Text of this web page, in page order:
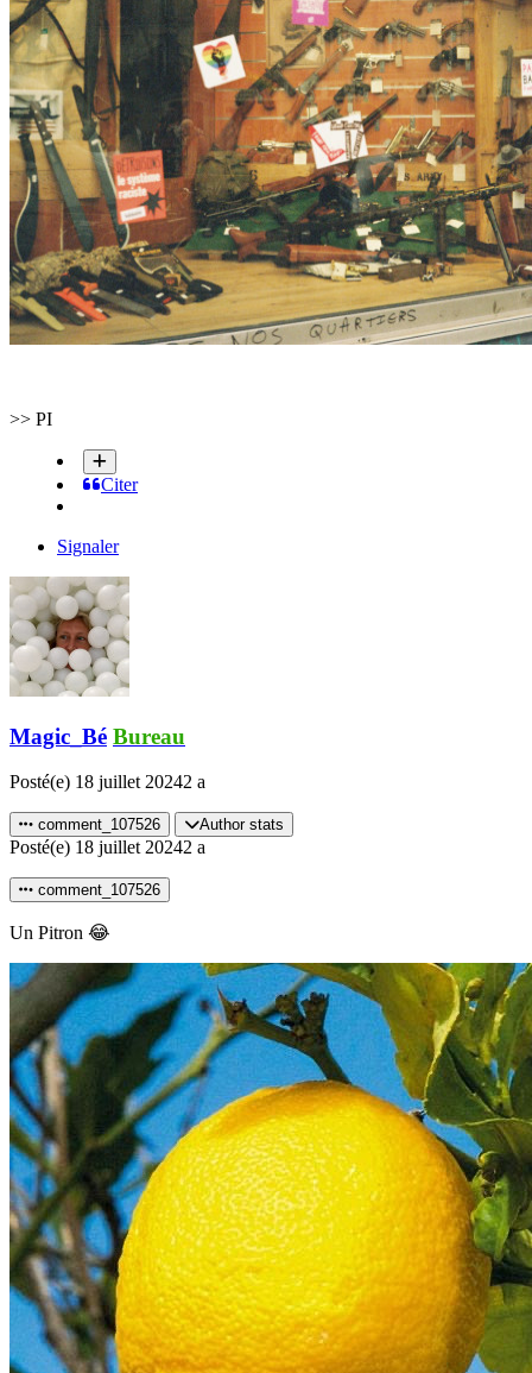
>> PI
Citer
Signaler
Magic_Bé Bureau
Posté(e) 18 juillet 20242 a
comment_107526 Author stats
Posté(e) 18 juillet 20242 a
comment_107526
Un Pitron 😂